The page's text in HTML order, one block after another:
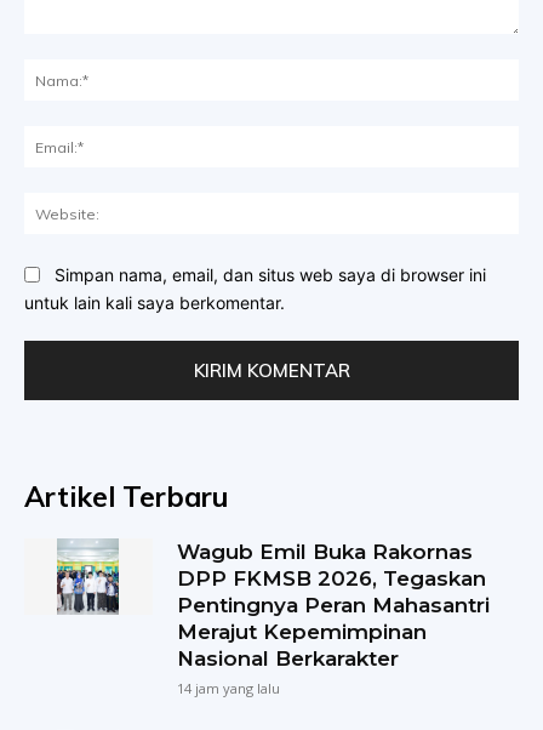
Simpan nama, email, dan situs web saya di browser ini
untuk lain kali saya berkomentar.
Artikel Terbaru
Wagub Emil Buka Rakornas
DPP FKMSB 2026, Tegaskan
Pentingnya Peran Mahasantri
Merajut Kepemimpinan
Nasional Berkarakter
14 jam yang lalu